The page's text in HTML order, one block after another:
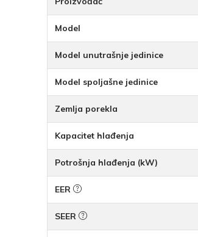
Model
Model unutrašnje jedinice
Model spoljašne jedinice
Zemlja porekla
Kapacitet hlađenja
Potrošnja hlađenja (kW)
EER
SEER